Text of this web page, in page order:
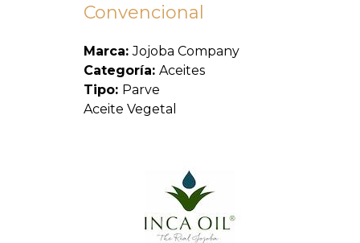
Convencional
Marca:Jojoba Company
Categoría: Aceites
Tipo: Parve
Aceite Vegetal